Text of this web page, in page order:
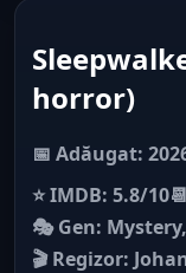
horror)
📅 Adăugat:
⭐ IMDB: 5.8/10
🎭 Gen:
🎬 Regizor: